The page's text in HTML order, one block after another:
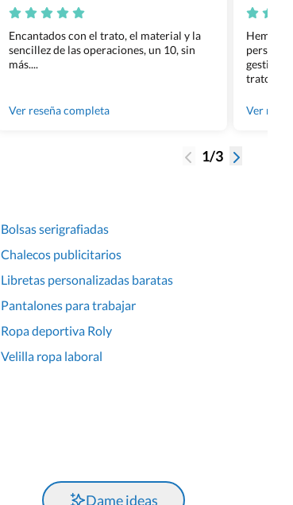
Encantados con el trato, el material y la
sencillez de las operaciones, un 10, sin
más....
Ver reseña completa
Hemos
gestión
trato
gente
Ver
1/3
Bolsas serigrafiadas
Chalecos publicitarios
Libretas personalizadas baratas
Pantalones para trabajar
Ropa deportiva Roly
Velilla ropa laboral
Dame ideas